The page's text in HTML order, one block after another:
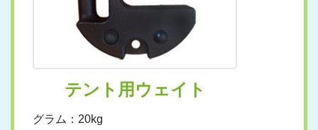
テント用ウェイト
グラム：20kg